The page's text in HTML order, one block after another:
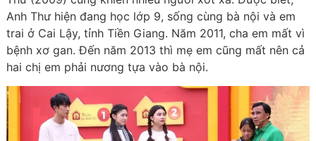
Anh Thư hiện đang học lớp 9, sống cùng bà nội và em
trai ở Cai Lậy, tỉnh Tiền Giang. Năm 2011, cha em mất vì
bệnh xơ gan. Đến năm 2013 thì mẹ em cũng mất nên cả
hai chị em phải nương tựa vào bà nội.